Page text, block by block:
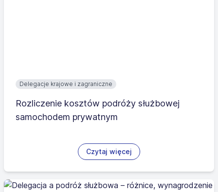
Delegacje krajowe i zagraniczne
Rozliczenie kosztów podróży służbowej
samochodem prywatnym
Czytaj więcej